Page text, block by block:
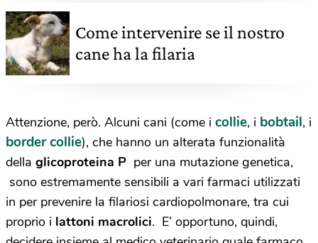
Come intervenire se il nostro
cane ha la filaria
Attenzione, però. Alcuni cani (come i collie, i bobtail, i
border collie), che hanno un alterata funzionalità
della glicoproteina P per una mutazione genetica,
sono estremamente sensibili a vari farmaci utilizzati
in per prevenire la filariosi cardiopolmonare, tra cui
proprio i lattoni macrolici. E’ opportuno, quindi,